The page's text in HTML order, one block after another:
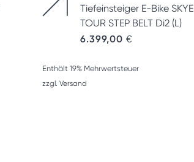
Tiefeinsteiger E-Bike SKYE
TOUR STEP BELT Di2 (L)
6.399,00 €
Enthält 19% Mehrwertsteuer
zzgl. Versand